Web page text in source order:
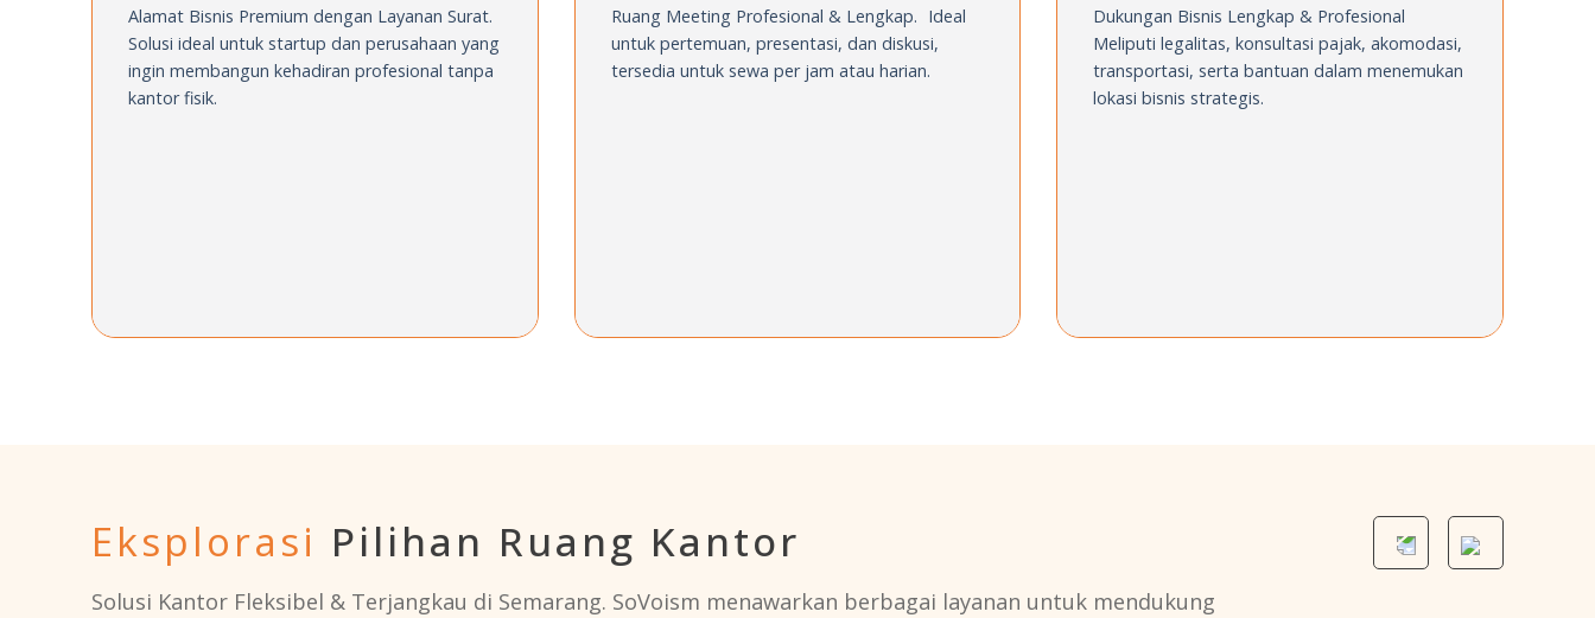
Alamat Bisnis Premium dengan Layanan Surat.
Solusi ideal untuk startup dan perusahaan yang
ingin membangun kehadiran profesional tanpa
kantor fisik.
Ruang Meeting Profesional & Lengkap. Ideal
untuk pertemuan, presentasi, dan diskusi,
tersedia untuk sewa per jam atau harian.
Dukungan Bisnis Lengkap & Profesional
Meliputi legalitas, konsultasi pajak, akomodasi,
transportasi, serta bantuan dalam menemukan
lokasi bisnis strategis.
Eksplorasi Pilihan Ruang Kantor
Solusi Kantor Fleksibel & Terjangkau di Semarang. SoVoism menawarkan berbagai layanan untuk mendukung